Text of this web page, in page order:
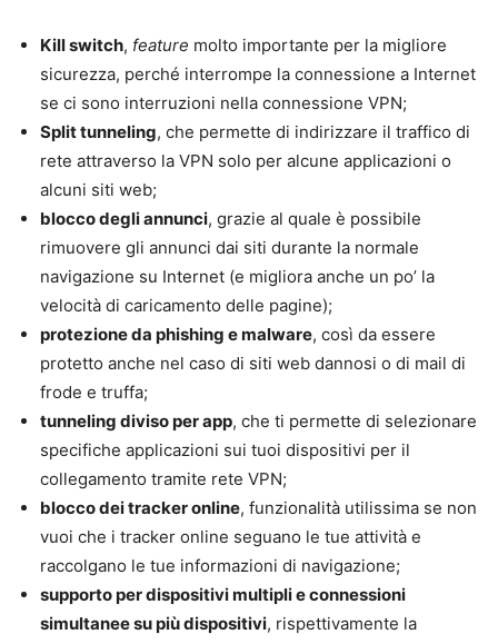
Kill switch, feature molto importante per la migliore
sicurezza, perché interrompe la connessione a Internet
se ci sono interruzioni nella connessione VPN;
Split tunneling, che permette di indirizzare il traffico di
rete attraverso la VPN solo per alcune applicazioni o
alcuni siti web;
blocco degli annunci, grazie al quale è possibile
rimuovere gli annunci dai siti durante la normale
navigazione su Internet (e migliora anche un po’ la
velocità di caricamento delle pagine);
protezione da phishing e malware, così da essere
protetto anche nel caso di siti web dannosi o di mail di
frode e truffa;
tunneling diviso per app, che ti permette di selezionare
specifiche applicazioni sui tuoi dispositivi per il
collegamento tramite rete VPN;
blocco dei tracker online, funzionalità utilissima se non
vuoi che i tracker online seguano le tue attività e
raccolgano le tue informazioni di navigazione;
supporto per dispositivi multipli e connessioni
simultanee su più dispositivi, rispettivamente la